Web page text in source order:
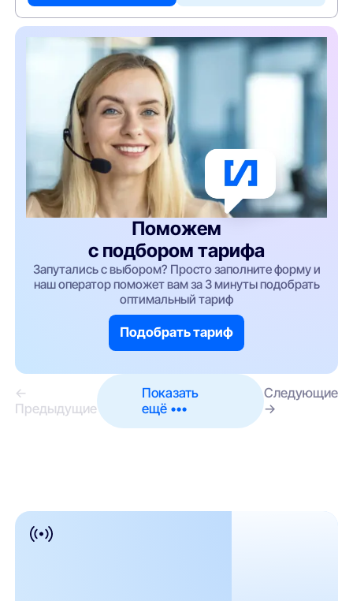
Поможем
с подбором тарифа
Запутались с выбором? Просто заполните форму и
наш оператор поможет вам за 3 минуты подобрать
оптимальный тариф
Подобрать тариф
←
Предыдущие
Показать
ещё •••
Следующие
→